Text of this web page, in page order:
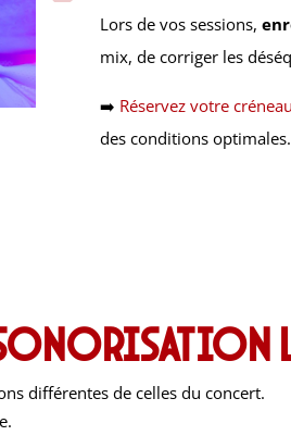
Lors de vos sessions,
mix, de corriger les
➡️ Réservez votre
des conditions optimales.
différentes de celles du concert.